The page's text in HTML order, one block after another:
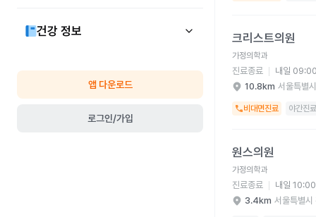
건강 정보
앱 다운로드
로그인/가입
크리스트의원
가정의학과
진료종료
내일
10.8km 서울특별
비대면진료 야간진료
원스의원
가정의학과
진료종료
내일
3.4km 서울특별시